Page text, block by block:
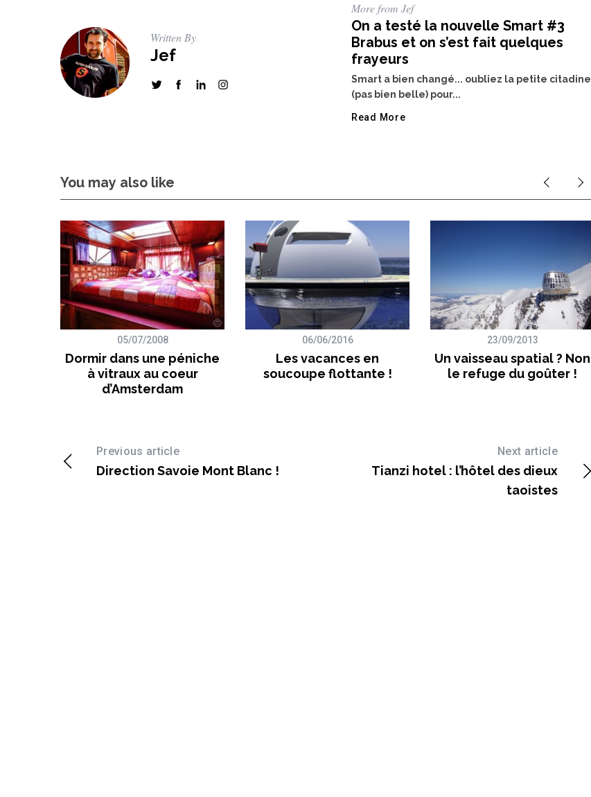
Written By
Jef
More from Jef
On a testé la nouvelle Smart #3
Brabus et on s’est fait quelques
frayeurs
Smart a bien changé... oubliez la petite citadine
(pas bien belle) pour...
Read More
You may also like
05/07/2008
Dormir dans une péniche
à vitraux au coeur
d’Amsterdam
06/06/2016
Les vacances en
soucoupe flottante !
23/09/2013
Un vaisseau spatial ? Non
le refuge du goûter !
Previous article
Direction Savoie Mont Blanc !
Next article
Tianzi hotel : l’hôtel des dieux
taoistes